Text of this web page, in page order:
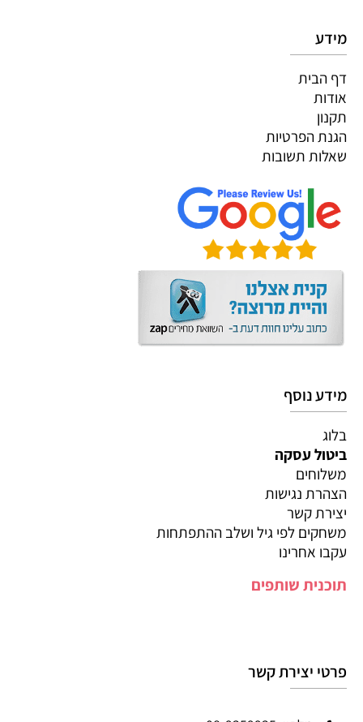
מידע
דף הבית
אודות
תקנון
הגנת הפרטיות
שאלות תשובות
מידע נוסף
בלוג
ביטול עסקה
משלוחים
הצהרת נגישות
יצירת קשר
משחקים לפי גיל ושלב ההתפתחות
עקבו אחרינו
תוכנית שותפים
פרטי יצירת קשר